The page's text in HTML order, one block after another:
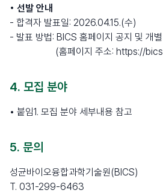
• 선발 안내
- 합격자 발표일: 2026.04.15.(수)
- 발표 방법: BICS 홈페이지 공지 및 개
(홈페이지 주소: https://
4. 모집 분야
• 붙임1. 모집 분야 세부내용 참고
5. 문의
성균바이오융합과학기술원(BICS)
T. 031-299-6463